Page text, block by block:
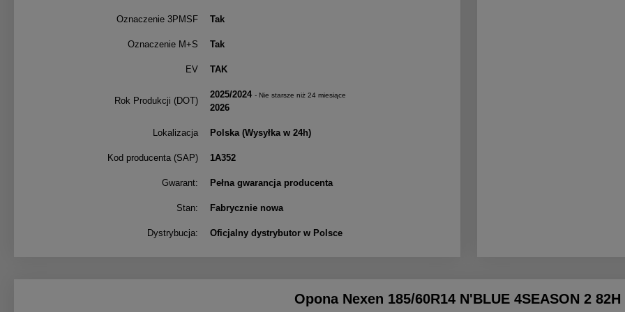
Oznaczenie 3PMSF Tak
Oznaczenie M+S Tak
EV TAK
Rok Produkcji (DOT)
2025/2024 - Nie starsze niż 24 miesiące
2026
Lokalizacja Polska (Wysyłka w 24h)
Kod producenta (SAP) 1A352
Gwarant: Pełna gwarancja producenta
Stan: Fabrycznie nowa
Dystrybucja: Oficjalny dystrybutor w Polsce
Opona Nexen 185/60R14 N'BLUE 4SEASON 2 82H